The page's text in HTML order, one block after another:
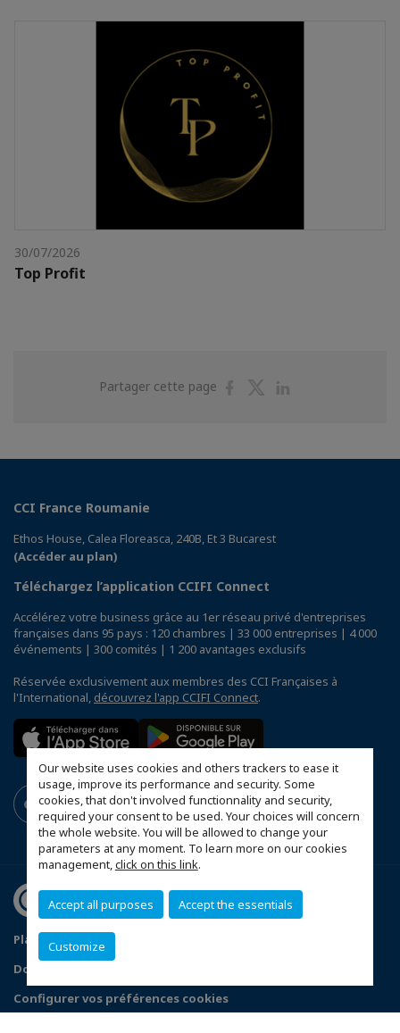
Our website uses cookies and others trackers to ease it
usage, improve its performance and security. Some
cookies, that don't involved functionnality and security,
required your consent to be used. Your choices will concern
the whole website. You will be allowed to change your
parameters at any moment. To learn more on our cookies
management,click on this link.
Accept all purposes Accept the essentials
Customize
30/07/2026
Top Profit
Partager cette page
PartagerPartager
CCI France Roumanie
Ethos House, Calea Floreasca, 240B, Et 3 Bucarest
(Accéder au plan)
Téléchargez l’application CCIFI Connect
Accélérez votre business grâce au 1er réseau privé d'entreprises
françaises dans 95 pays : 120 chambres | 33 000 entreprises | 4 000
événements | 300 comités | 1 200 avantages exclusifs
Réservée exclusivement aux membres des CCI Françaises à
l'International, découvrez l'app CCIFI Connect.
Plan du site Statut CCIFER
Données personnelles
Configurer vos préférences cookies